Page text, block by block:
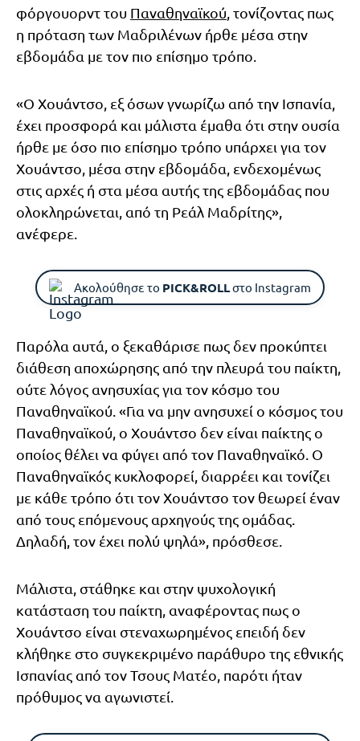
φόργουορντ του Παναθηναϊκού , τονίζοντας πως
η πρόταση των Μαδριλένων ήρθε μέσα στην
εβδομάδα με τον πιο επίσημο τρόπο.
«Ο Χουάντσο, εξ όσων γνωρίζω από την Ισπανία,
έχει προσφορά και μάλιστα έμαθα ότι στην ουσία
ήρθε με όσο πιο επίσημο τρόπο υπάρχει για τον
Χουάντσο, μέσα στην εβδομάδα, ενδεχομένως
στις αρχές ή στα μέσα αυτής της εβδομάδας που
ολοκληρώνεται, από τη Ρεάλ Μαδρίτης»,
ανέφερε.
Ακολούθησε το PICK&ROLLστο Instagram
Παρόλα αυτά, ο ξεκαθάρισε πως δεν προκύπτει
διάθεση αποχώρησης από την πλευρά του παίκτη,
ούτε λόγος ανησυχίας για τον κόσμο του
Παναθηναϊκού. «Για να μην ανησυχεί ο κόσμος του
Παναθηναϊκού, ο Χουάντσο δεν είναι παίκτης ο
οποίος θέλει να φύγει από τον Παναθηναϊκό. Ο
Παναθηναϊκός κυκλοφορεί, διαρρέει και τονίζει
με κάθε τρόπο ότι τον Χουάντσο τον θεωρεί έναν
από τους επόμενους αρχηγούς της ομάδας.
Δηλαδή, τον έχει πολύ ψηλά», πρόσθεσε.
Μάλιστα, στάθηκε και στην ψυχολογική
κατάσταση του παίκτη, αναφέροντας πως ο
Χουάντσο είναι στεναχωρημένος επειδή δεν
κλήθηκε στο συγκεκριμένο παράθυρο της εθνικής
Ισπανίας από τον Τσους Ματέο, παρότι ήταν
πρόθυμος να αγωνιστεί.